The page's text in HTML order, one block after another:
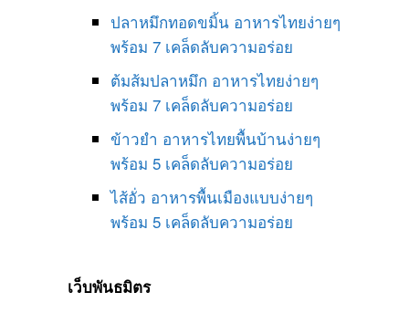
ปลาหมึกทอดขมิ้น อาหารไทยง่ายๆ
พร้อม 7 เคล็ดลับความอร่อย
ต้มส้มปลาหมึก อาหารไทยง่ายๆ
พร้อม 7 เคล็ดลับความอร่อย
ข้าวยำ อาหารไทยพื้นบ้านง่ายๆ
พร้อม 5 เคล็ดลับความอร่อย
ไส้อั่ว อาหารพื้นเมืองแบบง่ายๆ
พร้อม 5 เคล็ดลับความอร่อย
เว็บพันธมิตร